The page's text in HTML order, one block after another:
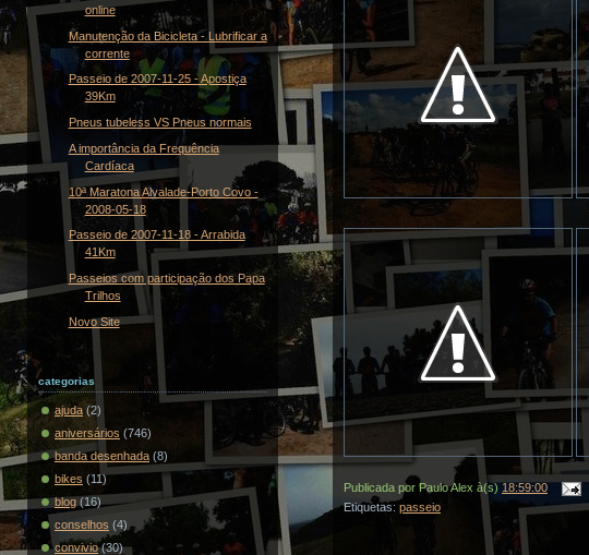
online
Manutenção da Bicicleta - Lubrificar a
corrente
Passeio de 2007-11-25 - Apostiça
39Km
Pneus tubeless VS Pneus normais
A importância da Frequência
Cardíaca
10ª Maratona Alvalade-Porto Covo -
2008-05-18
Passeio de 2007-11-18 - Arrabida
41Km
Passeios com participação dos Papa
Trilhos
Novo Site
categorias
ajuda (2)
aniversários (746)
banda desenhada (8)
bikes (11)
blog (16)
conselhos (4)
convivio (30)
Publicada por Paulo Alex à(s) 18:59:00
Etiquetas: passeio